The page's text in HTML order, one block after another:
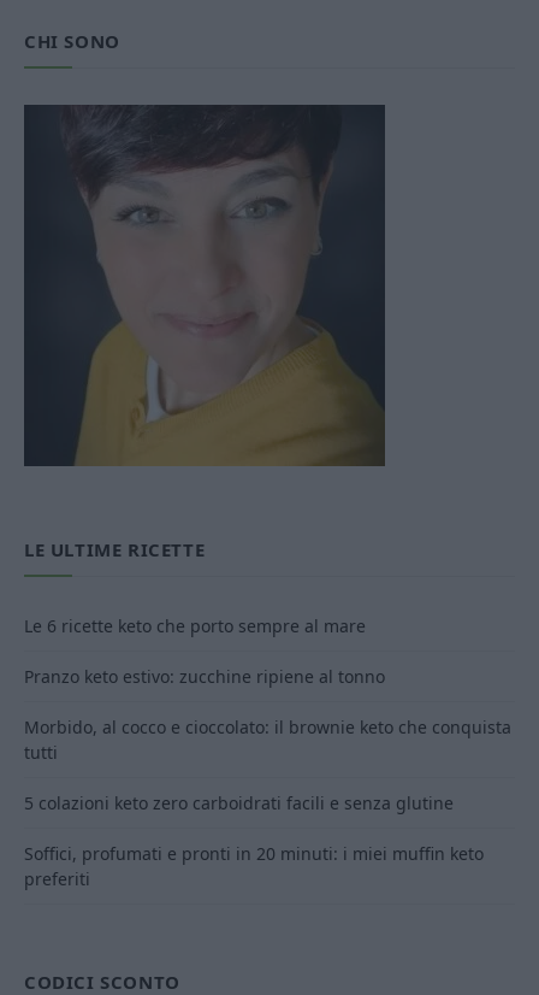
CHI SONO
LE ULTIME RICETTE
Le 6 ricette keto che porto sempre al mare
Pranzo keto estivo: zucchine ripiene al tonno
Morbido, al cocco e cioccolato: il brownie keto che conquista
tutti
5 colazioni keto zero carboidrati facili e senza glutine
Soffici, profumati e pronti in 20 minuti: i miei muffin keto
preferiti
CODICI SCONTO